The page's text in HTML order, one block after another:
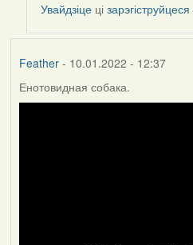
Peregrinus
Увайдзіце цізарэгіструйцеся
Feather- 10.01.2022 - 12:37
Енотовидная собака.